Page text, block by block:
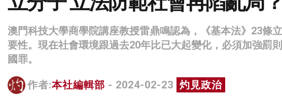
澳門科技大學商學院講座教授雷鼎鳴認為，《基本法》23條
要性。現在社會環境跟過去20年比已大起變化，必須加強罰
國罪。
作者:本社編輯部 - 2024-02-23 灼見政治